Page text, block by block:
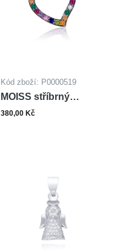
Kód zboží: P0000519
MOISS stříbrný
přívěsek SRDCE
380,00 Kč